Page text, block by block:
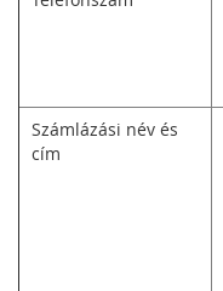
Számlázási név és
cím